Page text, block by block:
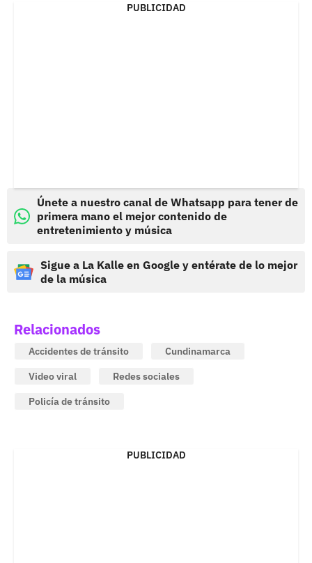
PUBLICIDAD
Únete a nuestro canal de Whatsapp para tener de
primera mano el mejor contenido de
entretenimiento y música
Sigue a La Kalle en Google y entérate de lo mejor
de la música
Relacionados
Accidentes de tránsito
Cundinamarca
Video viral
Redes sociales
Policía de tránsito
PUBLICIDAD